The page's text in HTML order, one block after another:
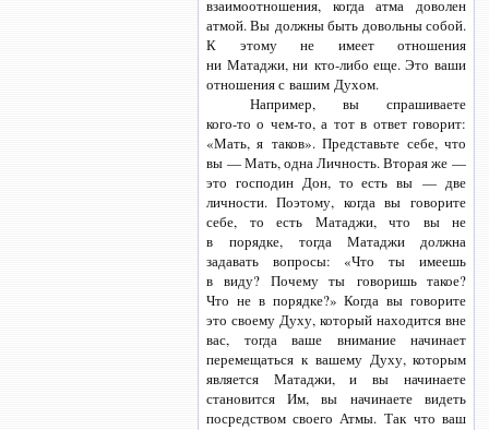
взаимоотношения, когда атма доволен
атмой. Вы должны быть довольны собой.
К этому не имеет отношения
ни Матаджи,ни кто-либо еще. Это ваши
отношения с вашим Духом.
Например, вы спрашиваете
кого-то о чем-то, а тот в ответ говорит:
«Мать, я таков». Представьте себе, что
вы — Мать, одна Личность. Вторая же —
это господин Дон, то есть вы — две
личности. Поэтому, когда вы говорите
себе, то есть Матаджи, что вы не
в порядке, тогда Матаджи должна
задавать вопросы: «Что ты имеешь
в виду? Почему ты говоришь такое?
Что не в порядке?» Когда вы говорите
это своему Духу, который находится вне
вас, тогда ваше внимание начинает
перемещаться к вашему Духу, которым
является Матаджи, и вы начинаете
становится Им, вы начинаете видеть
посредством своего Атмы. Так что ваш